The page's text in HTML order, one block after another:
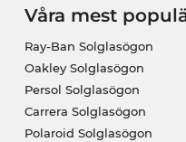
Våra mest
Ray-Ban Solglasögon
Oakley Solglasögon
Persol Solglasögon
Carrera Solglasögon
Polaroid Solglasögon